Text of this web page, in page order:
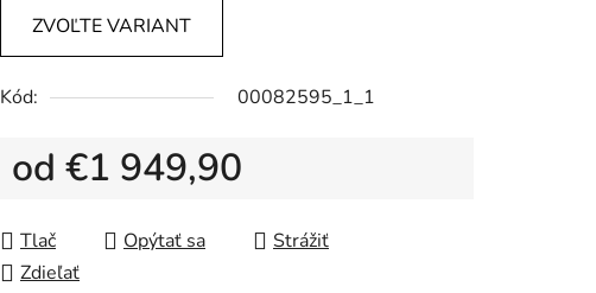
ZVOĽTE VARIANT
Kód: 00082595_1_1
od €1 949,90
Tlač
Opýtať sa
Strážiť
Zdieľať